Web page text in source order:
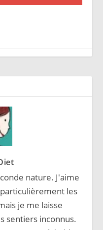
nature. J'aime
les
je me laisse
sentiers inconnus.